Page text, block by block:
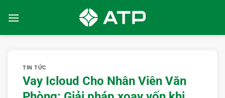
qua
TIN TỨC
Vay Icloud Cho Nhân Viên Văn